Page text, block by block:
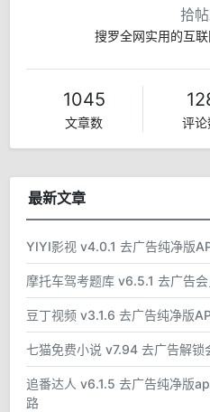
拾
搜罗全网实用的互
1045
文章数 评论
最新文章
YIYI影视 v4.0.1 去广告纯净版
摩托车驾考题库 v6.5.1 去广告
豆丁视频 v3.1.6 去广告纯净版
七猫免费小说 v7.94 去广告解锁
追番达人 v6.1.5 去广告纯净版
路